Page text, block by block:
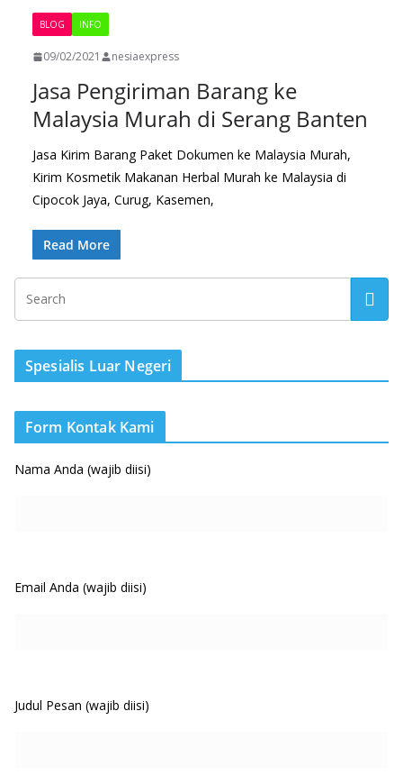
BLOG INFO
09/02/2021 nesiaexpress
Jasa Pengiriman Barang ke
Malaysia Murah di Serang Banten
Jasa Kirim Barang Paket Dokumen ke Malaysia Murah,
Kirim Kosmetik Makanan Herbal Murah ke Malaysia di
Cipocok Jaya, Curug, Kasemen,
Read More
Spesialis Luar Negeri
Form Kontak Kami
Nama Anda (wajib diisi)
Email Anda (wajib diisi)
Judul Pesan (wajib diisi)